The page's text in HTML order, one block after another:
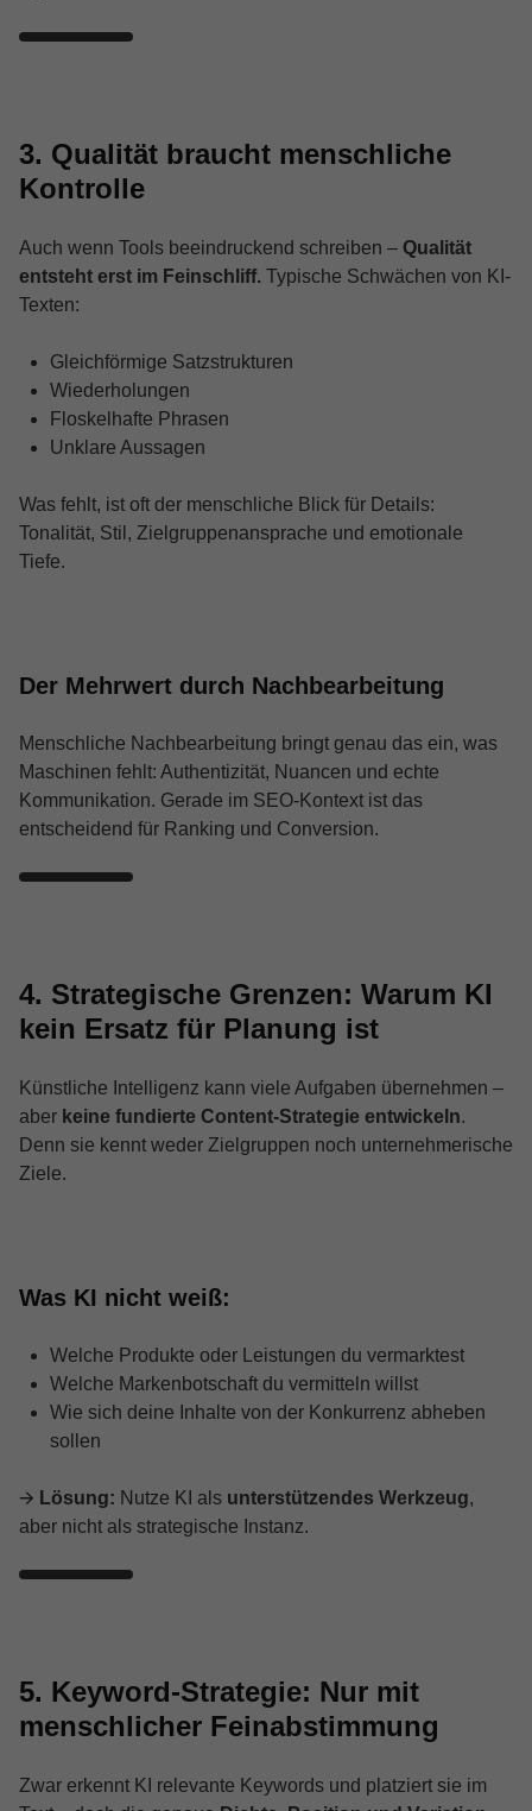
3. Qualität braucht menschliche
Kontrolle
Auch wenn Tools beeindruckend schreiben – Qualität
entsteht erst im Feinschliff. Typische Schwächen von KI-
Texten:
Gleichförmige Satzstrukturen
Wiederholungen
Floskelhafte Phrasen
Unklare Aussagen
Was fehlt, ist oft der menschliche Blick für Details:
Tonalität, Stil, Zielgruppenansprache und emotionale
Tiefe.
Der Mehrwert durch Nachbearbeitung
Menschliche Nachbearbeitung bringt genau das ein, was
Maschinen fehlt: Authentizität, Nuancen und echte
Kommunikation. Gerade im SEO-Kontext ist das
entscheidend für Ranking und Conversion.
4. Strategische Grenzen: Warum KI
kein Ersatz für Planung ist
Künstliche Intelligenz kann viele Aufgaben übernehmen –
aber keine fundierte Content-Strategie entwickeln.
Denn sie kennt weder Zielgruppen noch unternehmerische
Ziele.
Was KI nicht weiß:
Welche Produkte oder Leistungen du vermarktest
Welche Markenbotschaft du vermitteln willst
Wie sich deine Inhalte von der Konkurrenz abheben
sollen
🡪 Lösung: Nutze KI als unterstützendes Werkzeug,
aber nicht als strategische Instanz.
5. Keyword-Strategie: Nur mit
menschlicher Feinabstimmung
Zwar erkennt KI relevante Keywords und platziert sie im